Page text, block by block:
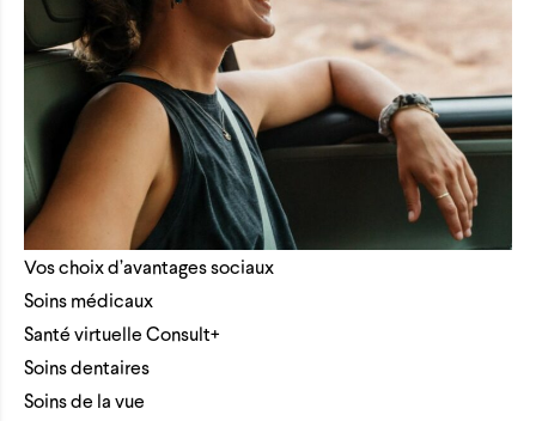
Vos choix d’avantages sociaux
Soins médicaux
Santé virtuelle Consult+
Soins dentaires
Soins de la vue